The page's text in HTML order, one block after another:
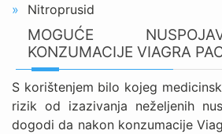
Nitroprusid
MOGUĆE
KONZUMACIJE VIAGRA
S korištenjem bilo kojeg
rizik od izazivanja neželjenih
dogodi da nakon konzumacije